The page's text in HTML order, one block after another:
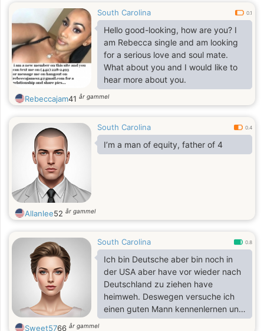
South Carolina 0.1
Hello good-looking, how are you? I
am Rebecca single and am looking
for a serious love and soul mate.
What about you and I would like to
hear more about you.
Rebeccajam41 år gammel
South Carolina 0.4
I’m a man of equity, father of 4
Allanlee52 år gammel
South Carolina 0.8
Ich bin Deutsche aber bin noch in
der USA aber have vor wieder nach
Deutschland zu ziehen have
heimweh. Deswegen versuche ich
einen guten Mann kennenlernen und
vielleicht kann es ernsthaft werden
Sweet5766 år gammel